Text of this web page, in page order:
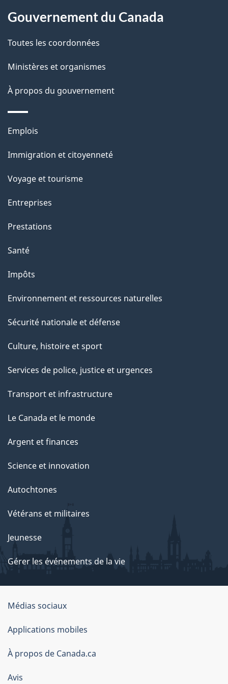
a
g
e
s
r
e
t
p
g
Gouvernement du Canada
Toutes les coordonnées
Ministères et organismes
À propos du gouvernement
Thèmes
sujets
Emplois
Immigration et citoyenneté
Voyage et tourisme
Entreprises
Prestations
Santé
Impôts
Environnement et ressources naturelles
Sécurité nationale et défense
Culture, histoire et sport
Services de police, justice et urgences
Transport et infrastructure
Le Canada et le monde
Argent et finances
Science et innovation
Autochtones
Vétérans et militaires
Jeunesse
Gérer les événements de la vie
Organisation
du
gouvernement
du
Canada
Médias sociaux
Applications mobiles
À propos de Canada.ca
Avis